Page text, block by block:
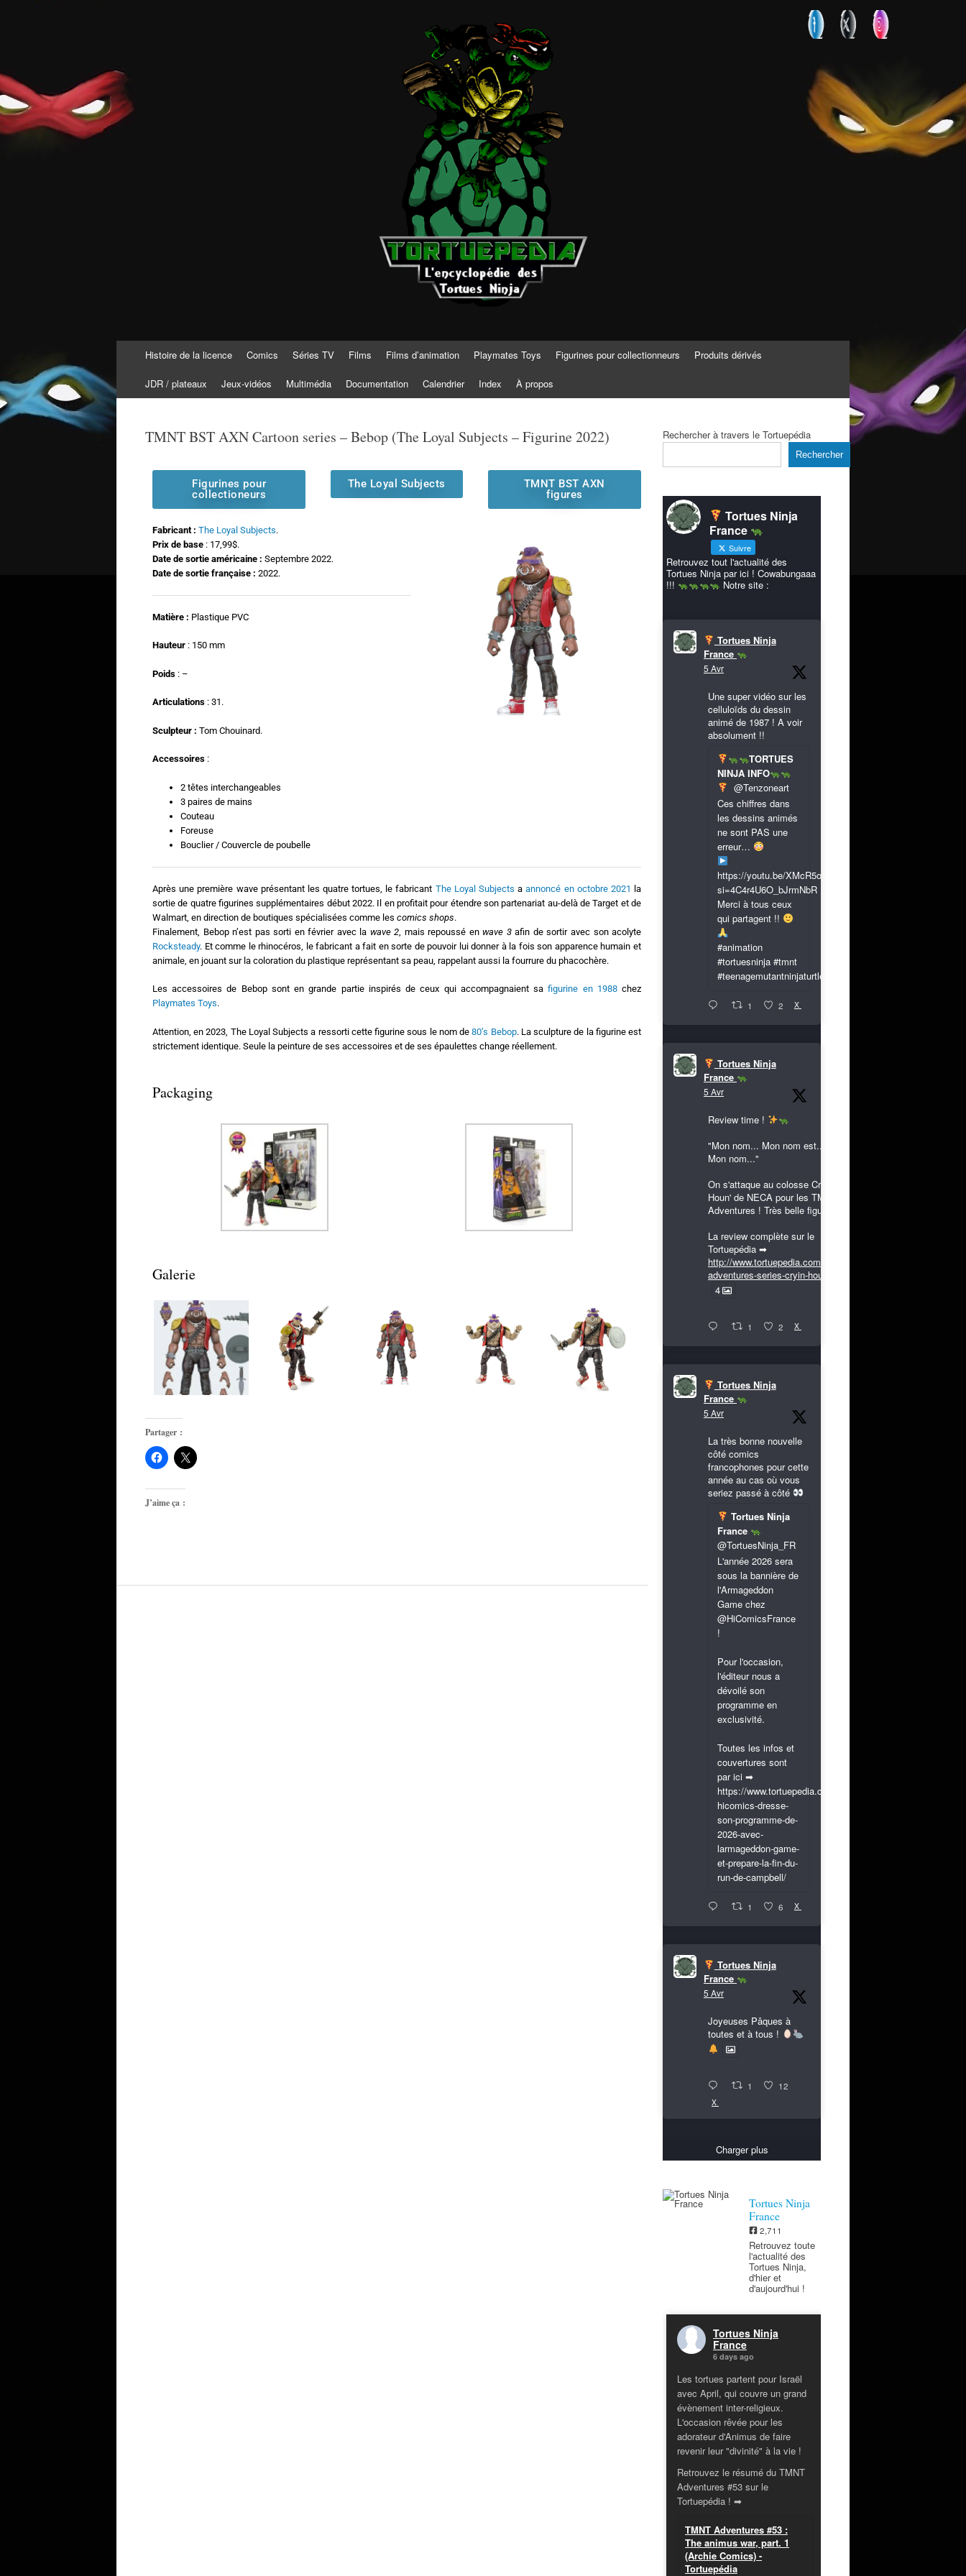
Tortuepédia
L'encyclopédie des Tortues Ninja !
Histoire de la licence Comics Séries TV Films Films d’animation Playmates Toys Figurines pour collectionneurs Produits dérivés
JDR / plateaux Jeux-vidéos Multimédia Documentation Calendrier Index À propos
TMNT BST AXN Cartoon series – Bebop (The Loyal Subjects – Figurine 2022)
Figurines pour
collectioneurs
The Loyal Subjects
TMNT BST AXN
figures
Fabricant : The Loyal Subjects.
Prix de base : 17,99$.
Date de sortie américaine : Septembre 2022.
Date de sortie française : 2022.
Matière : Plastique PVC
Hauteur : 150 mm
Poids : –
Articulations : 31.
Sculpteur : Tom Chouinard.
Accessoires :
2 têtes interchangeables
3 paires de mains
Couteau
Foreuse
Bouclier / Couvercle de poubelle
Après une première wave présentant les quatre tortues, le fabricant The Loyal Subjects aannoncé en octobre 2021 la
sortie de quatre figurines supplémentaires début 2022. Il en profitait pour étendre son partenariat au-delà de Target et de
Walmart, en direction de boutiques spécialisées comme les comics shops.
Finalement, Bebop n’est pas sorti en février avec la wave 2 , mais repoussé enwave 3afin de sortir avec son acolyte
Rocksteady. Et comme le rhinocéros, le fabricant a fait en sorte de pouvoir lui donner à la fois son apparence humain et
animale, en jouant sur la coloration du plastique représentant sa peau, rappelant aussi la fourrure du phacochère.
Les accessoires de Bebop sont en grande partie inspirés de ceux qui accompagnaient safigurine en 1988chez
Playmates Toys.
Attention, en 2023, The Loyal Subjects a ressorti cette figurine sous le nom de80’s Bebop. La sculpture de la figurine est
strictement identique. Seule la peinture de ses accessoires et de ses épaulettes change réellement.
Packaging
Galerie
Partager :
J’aime ça :
Rechercher à travers le Tortuepédia
Rechercher
Tortues Ninja
France
Suivre
Retrouvez tout l'actualité des
Tortues Ninja par ici ! Cowabungaaa
!!!
Notre site :
Tortues Ninja
France
5 Avr
Une super vidéo sur les
celluloïds du dessin
animé de 1987 ! A voir
absolument !!
TORTUES
NINJA INFO
@Tenzoneart
Ces chiffres dans
les dessins animés
ne sont PAS une
erreur…
https://youtu.be/XMcR5or9N8A?
si=4C4r4U6O_bJrmNbR
Merci à tous ceux
qui partagent !!
#animation
#tortuesninja #tmnt
#teenagemutantninjaturtles
1 2 X
Tortues Ninja
France
5 Avr
Review time !
"Mon nom... Mon nom est...
Mon nom..."
On s'attaque au colosse Cryin'
Houn' de NECA pour les TMNT
Adventures ! Très belle figurine !
La review complète sur le
Tortuepédia ➡
http://www.tortuepedia.com/tmnt-
adventures-series-cryin-houn...
4
1 2 X
Tortues Ninja
France
5 Avr
La très bonne nouvelle
côté comics
francophones pour cette
année au cas où vous
seriez passé à côté
Tortues Ninja
France
@TortuesNinja_FR
L'année 2026 sera
sous la bannière de
l'Armageddon
Game chez
@HiComicsFrance
!
Pour l'occasion,
l'éditeur nous a
dévoilé son
programme en
exclusivité.
Toutes les infos et
couvertures sont
par ici ➡
https://www.tortuepedia.com/2026/03/31/exclusif-
hicomics-dresse-
son-programme-de-
2026-avec-
larmageddon-game-
et-prepare-la-fin-du-
run-de-campbell/
1 6 X
Tortues Ninja
France
5 Avr
Joyeuses Pâques à
toutes et à tous !
1 12
X
Charger plus
Tortues Ninja
France
2,711
Retrouvez toute
l'actualité des
Tortues Ninja,
d'hier et
d'aujourd'hui !
Tortues Ninja
France
6 days ago
Les tortues partent pour Israël
avec April, qui couvre un grand
évènement inter-religieux.
L'occasion rêvée pour les
adorateur d'Animus de faire
revenir leur "divinité" à la vie !
Retrouvez le résumé du TMNT
Adventures #53 sur le
Tortuepédia ! ➡
TMNT Adventures #53 :
The animus war, part. 1
(Archie Comics) -
Tortuepédia